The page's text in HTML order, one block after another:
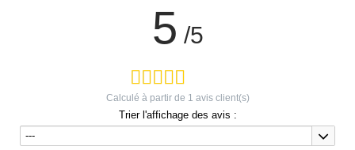
5 /5
Calculé à partir de 1 avis client(s)
Trier l'affichage des avis :
---